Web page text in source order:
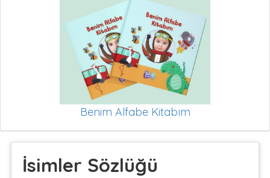
Benim Alfabe Kitabım
İsimler Sözlüğü